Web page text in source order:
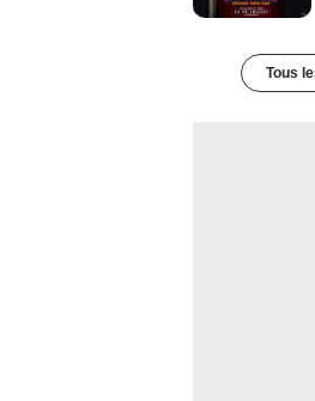
Tous